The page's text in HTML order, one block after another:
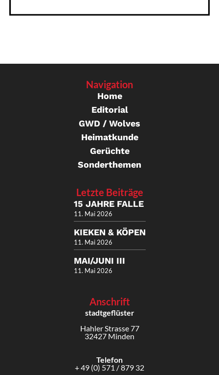
Navigation
Home
Editorial
GWD / Wolves
Heimatkunde
Gerüchte
Sonderthemen
Letzte Beiträge
15 JAHRE FALLE
11. Mai 2026
KIEKEN & KÖPEN
11. Mai 2026
MAI/JUNI III
11. Mai 2026
Anschrift
stadtgeflüster
Hahler Strasse 77
32427 Minden
Telefon
+ 49 (0) 571 / 879 32